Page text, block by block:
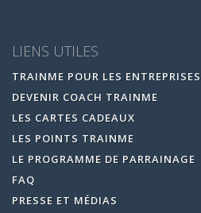
LIENS UTILES
TRAINME POUR LES ENTREPRISES
DEVENIR COACH TRAINME
LES CARTES CADEAUX
LES POINTS TRAINME
LE PROGRAMME DE PARRAINAGE
FAQ
PRESSE ET MÉDIAS